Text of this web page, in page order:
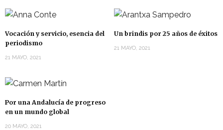
Vocación y servicio, esencia del
periodismo
21 MAYO, 2021
Un brindis por 25 años de éxitos
21 MAYO, 2021
Por una Andalucía de progreso
en un mundo global
20 MAYO, 2021